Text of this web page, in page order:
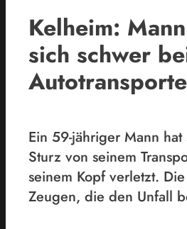
Kelheim:
sich schwer
Ein 59-jähriger Mann
Sturz von seinem
seinem Kopf verletzt.
Zeugen, die den Unfall